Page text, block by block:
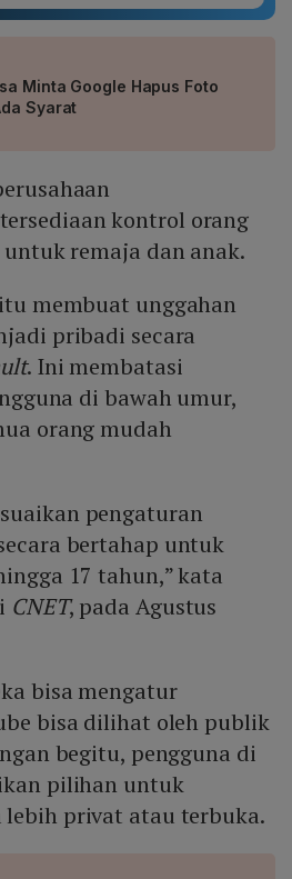
Minta Google Hapus Foto
Syarat
kontrol orang
remaja dan anak.
membuat unggahan
pribadi secara
. Ini membatasi
di bawah umur,
orang mudah
pengaturan
bertahap untuk
17 tahun,” kata
CNET, pada Agustus
bisa mengatur
bisa dilihat oleh publik
begitu, pengguna di
pilihan untuk
lebih privat atau terbuka.